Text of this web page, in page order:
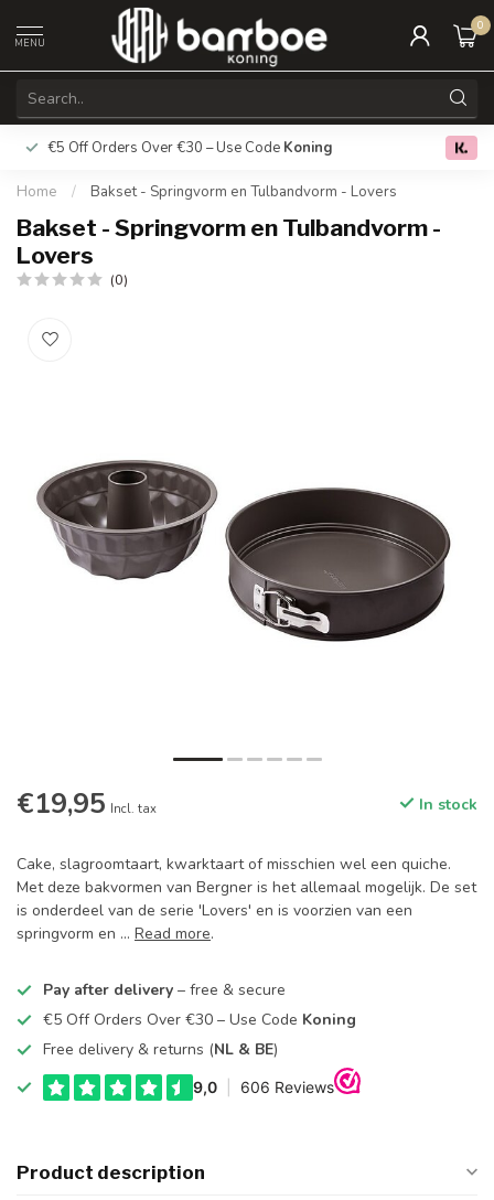
MENU
0
€5 Off Orders Over €30 – Use Code Koning Free
Home / Bakset - Springvorm en Tulbandvorm - Lovers
Bakset - Springvorm en Tulbandvorm -
Lovers
(0)
€19,95 Incl. tax In stock
Cake, slagroomtaart, kwarktaart of misschien wel een quiche.
Met deze bakvormen van Bergner is het allemaal mogelijk. De set
is onderdeel van de serie 'Lovers' en is voorzien van een
springvorm en ... Read more.
Pay after delivery – free & secure
€5 Off Orders Over €30 – Use Code Koning
Free delivery & returns (NL & BE)
Product description